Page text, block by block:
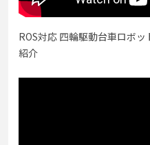
ROS対応 四輪駆動台車ロボ
紹介